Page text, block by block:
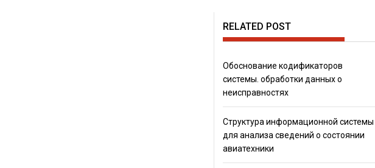
RELATED POST
Обоснование кодификаторов
системы. обработки данных о
неисправностях
Структура информационной системы
для анализа сведений о состоянии
авиатехники